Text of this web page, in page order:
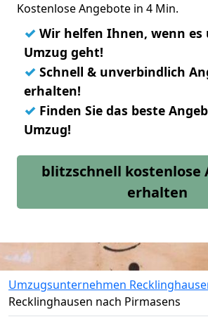
Kostenlose Angebote in 4 Min.
✓ Wir helfen Ihnen, wenn es
Umzug geht!
✓ Schnell & unverbindlich
erhalten!
✓ Finden Sie das beste
Umzug!
blitzschnell kostenlose
erhalten
Umzugsunternehmen
Recklinghausen nach Pirmasens